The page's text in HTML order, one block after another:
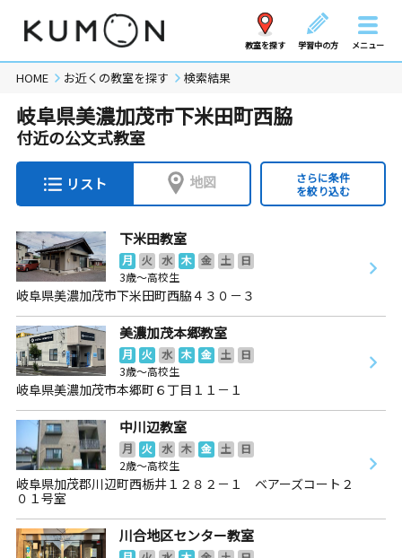
教室を探す 学習中の方 メニュー
HOME お近くの教室を探す 検索結果
岐阜県美濃加茂市下米田町西脇
付近の公文式教室
リスト 地図
さらに条件
を絞り込む
下米田教室
月 火 水 木 金 土
日
3歳～高校生
岐阜県美濃加茂市下米田町西脇４３０－３
美濃加茂本郷教室
月 火 水 木 金 土
日
3歳～高校生
岐阜県美濃加茂市本郷町６丁目１１－１
中川辺教室
月 火 水 木 金 土
日
2歳～高校生
岐阜県加茂郡川辺町西栃井１２８２－１ ベアーズコート２
０１号室
川合地区センター教室